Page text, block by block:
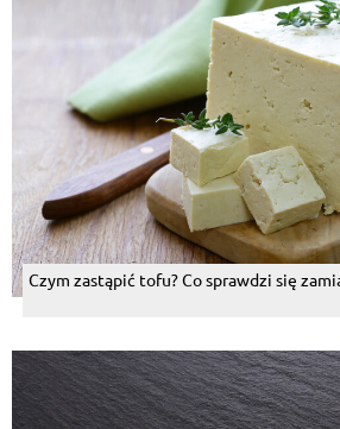
Czym zastąpić tofu? Co sprawdzi się